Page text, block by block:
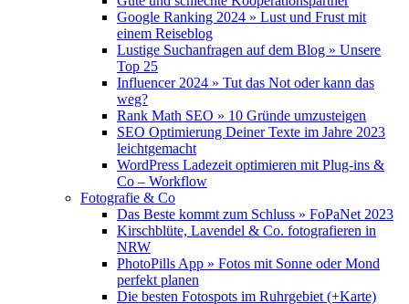
Google Ranking 2024 » Lust und Frust mit
einem Reiseblog
Lustige Suchanfragen auf dem Blog » Unsere
Top 25
Influencer 2024 » Tut das Not oder kann das
weg?
Rank Math SEO » 10 Gründe umzusteigen
SEO Optimierung Deiner Texte im Jahre 2023
leichtgemacht
WordPress Ladezeit optimieren mit Plug-ins &
Co – Workflow
Fotografie & Co
Das Beste kommt zum Schluss » FoPaNet 2023
Kirschblüte, Lavendel & Co. fotografieren in
NRW
PhotoPills App » Fotos mit Sonne oder Mond
perfekt planen
Die besten Fotospots im Ruhrgebiet (+Karte)